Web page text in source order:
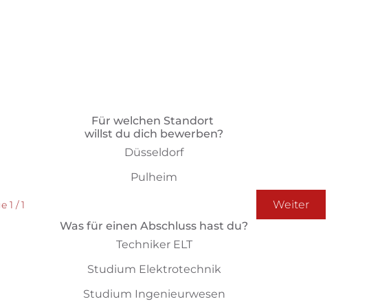
Für welchen Standort
willst du dich bewerben?
Düsseldorf
Pulheim
1 / 1
Weiter
Was für einen Abschluss hast du?
Techniker ELT
Studium Elektrotechnik
Studium Ingenieurwesen